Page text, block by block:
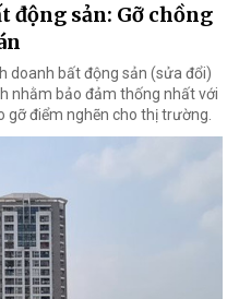
động sản: Gỡ chồng
doanh bất động sản (sửa đổi)
nhằm bảo đảm thống nhất với
điểm nghẽn cho thị trường.